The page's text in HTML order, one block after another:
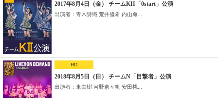
2017年8月4日（金） チームKII「0start」公演
出演者：青木詩織 荒井優希 内山命...
HD
2018年8月5日（日） チームN「目撃者」公演
出演者：東由樹 河野奈々帆 安田桃...